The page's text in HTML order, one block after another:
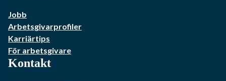
Jobb
Arbetsgivarprofiler
Karriärtips
För arbetsgivare
Kontakt